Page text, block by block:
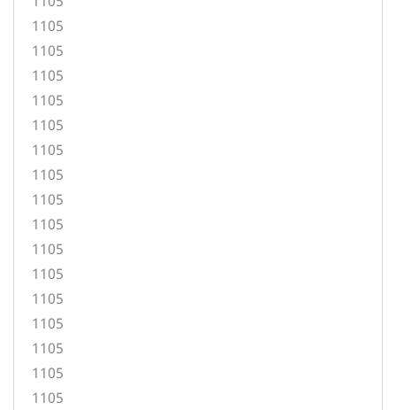
1105
1105
1105
1105
1105
1105
1105
1105
1105
1105
1105
1105
1105
1105
1105
1105